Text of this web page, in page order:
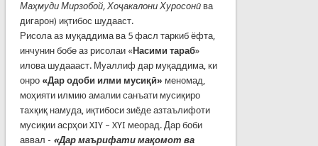
Маҳмуди Мирзобой, Хоҷакалони Хуросонӣва
дигарон) иқтибос шудааст.
Рисола аз муқаддима ва 5 фасл таркиб ёфта,
инчунин бобе аз рисолаи «Насими тараб»
илова шудаааст. Муаллиф дар муқаддима, ки
онро «Дар одоби илми мусиқӣ» меномад,
моҳияти илмию амалии санъати мусиқиро
тахқиқ намуда, иқтибоси зиёде азтаълифоти
мусиқии асрҳои XIY – XYI меорад. Дар боби
аввал - «Дар маърифати мақомот ва